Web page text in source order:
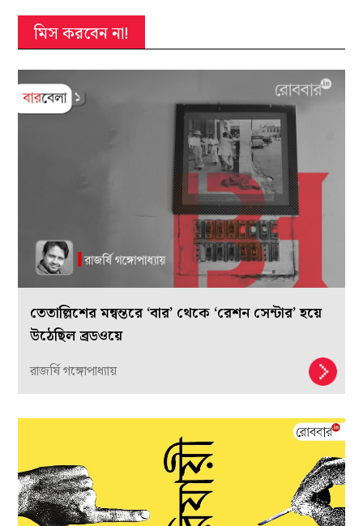
মিস করবেন না!
তেতাল্লিশের মন্বন্তরে ‘বার’ থেকে ‘রেশন সেন্টার’ হয়ে
উঠেছিল ব্রডওয়ে
রাজর্ষি গঙ্গোপাধ্যায়